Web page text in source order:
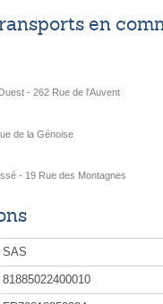
en
- 262 Rue de l'Auvent
de la Génoise
- 19 Rue des Montagnes
SAS
81885022400010